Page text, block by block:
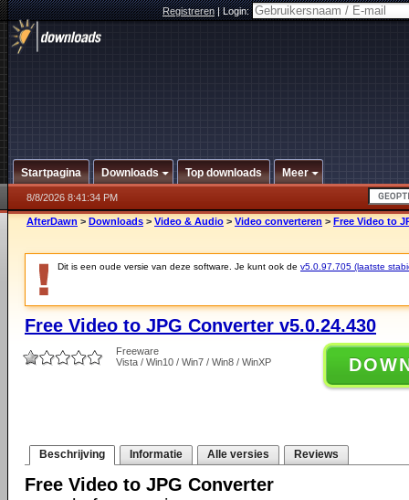
Registreren|Login:
Startpagina Downloads Top downloads Meer
8/8/2026 8:41:34 PM
AfterDawn > Downloads > Video & Audio > Video converteren > Free Video to
Dit is een oude versie van deze software. Je kunt ook de v5.0.97.705 (laatste
Free Video to JPG Converter v5.0.24.430
Freeware
Vista / Win10 / Win7 / Win8 / WinXP
Beschrijving Informatie Alle versies Reviews
Free Video to JPG Converter